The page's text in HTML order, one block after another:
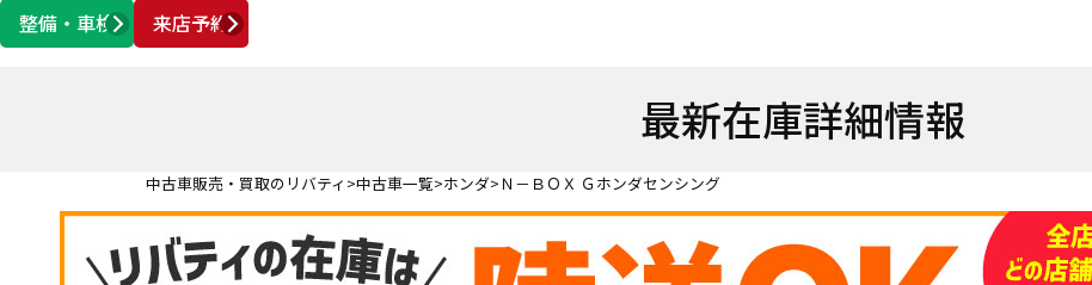
整備・車検
来店予約
営業時間 AM10:00 ～ PM6:00
最新在庫詳細情報
中古車販売・買取のリバティ 中古車一覧 ホンダ Ｎ－ＢＯＸ Ｇホンダセンシング